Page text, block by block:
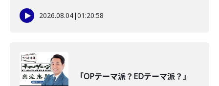
2026.08.04|01:20:58
「OPテーマ派？EDテーマ派？」